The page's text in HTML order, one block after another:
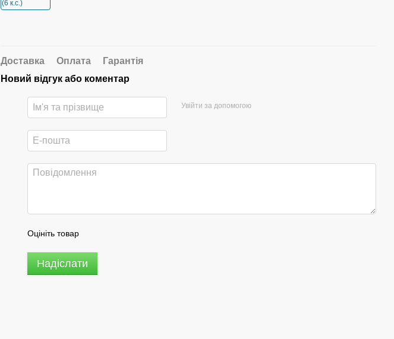
Доставка Оплата
Гарантія
Новий відгук або коментар
Увійти за допомогою
Оцініть товар
Надіслати